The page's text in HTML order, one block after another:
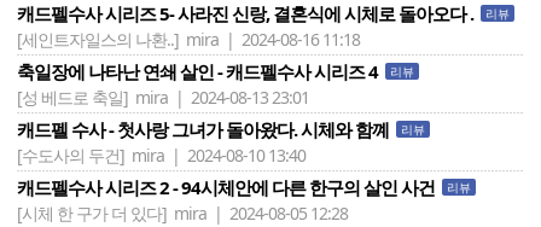
캐드펠수사 시리즈 5- 사라진 신랑, 결혼식에 시체로 돌아오다 . 리뷰
[세인트자일스의 나환..] mira | 2024-08-16 11:18
축일장에 나타난 연쇄 살인 - 캐드펠수사 시리즈 4 리뷰
[성 베드로 축일] mira | 2024-08-13 23:01
캐드펠 수사 - 첫사랑 그녀가 돌아왔다. 시체와 함꼐 리뷰
[수도사의 두건] mira | 2024-08-10 13:40
캐드펠수사 시리즈 2 - 94시체안에 다른 한구의 살인 사건 리뷰
[시체 한 구가 더 있다] mira | 2024-08-05 12:28